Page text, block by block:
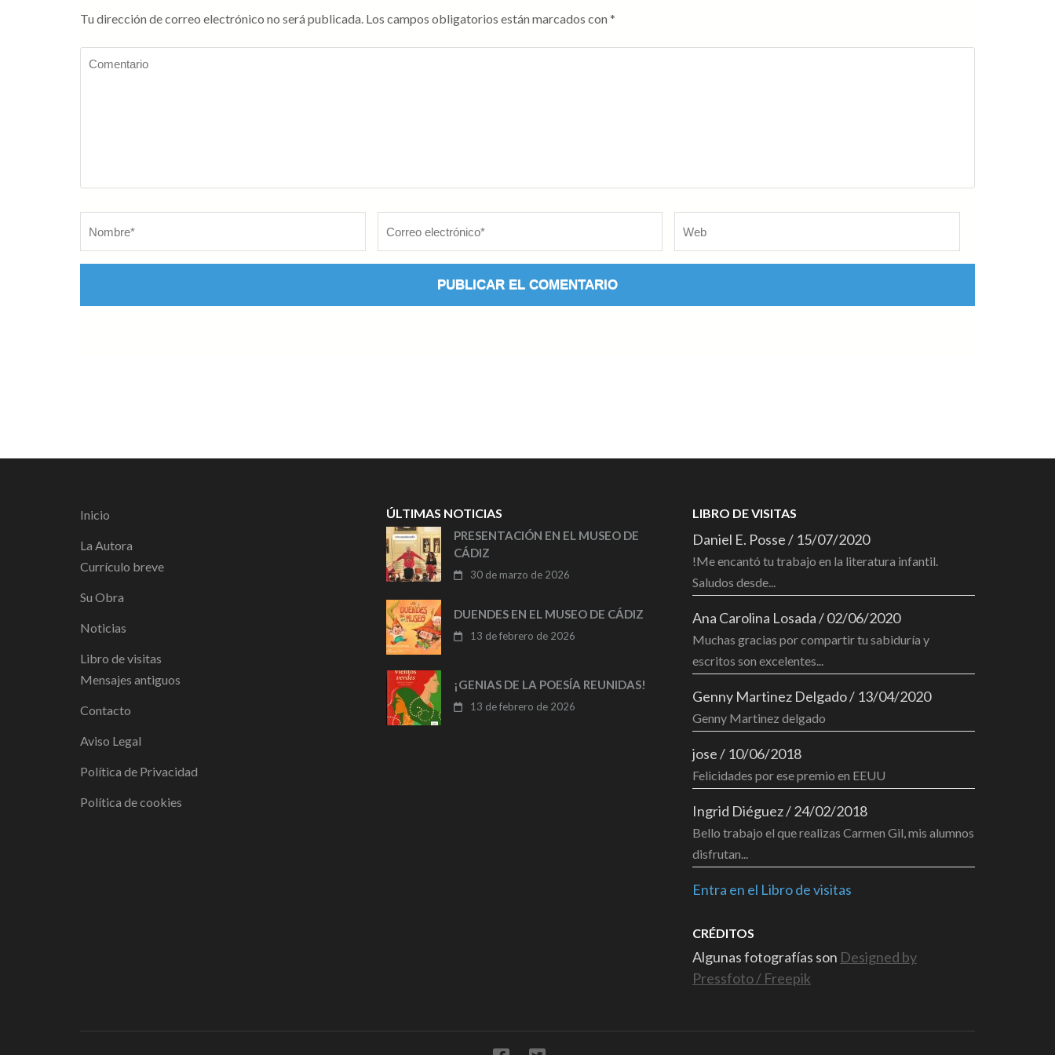
Tu dirección de correo electrónico no será publicada. Los campos obligatorios están marcados con *
electrónico*
Inicio
La Autora
Currículo breve
Su Obra
Noticias
Libro de visitas
Mensajes antiguos
Contacto
Aviso Legal
Política de Privacidad
Política de cookies
ÚLTIMAS NOTICIAS
PRESENTACIÓN EN EL MUSEO DE
CÁDIZ
30 de marzo de 2026
DUENDES EN EL MUSEO DE CÁDIZ
13 de febrero de 2026
¡GENIAS DE LA POESÍA REUNIDAS!
13 de febrero de 2026
LIBRO DE VISITAS
Daniel E. Posse/ 15/07/2020
!Me encantó tu trabajo en la literatura infantil.
Saludos desde...
Ana Carolina Losada/02/06/2020
Muchas gracias por compartir tu sabiduría y
escritos son excelentes...
Genny Martinez Delgado/ 13/04/2020
Genny Martinez delgado
jose/ 10/06/2018
Felicidades por ese premio en EEUU
Ingrid Diéguez/24/02/2018
Bello trabajo el que realizas Carmen Gil, mis alumnos
disfrutan...
Entra en el Libro de visitas
CRÉDITOS
Algunas fotografías son Designed by
Pressfoto / Freepik